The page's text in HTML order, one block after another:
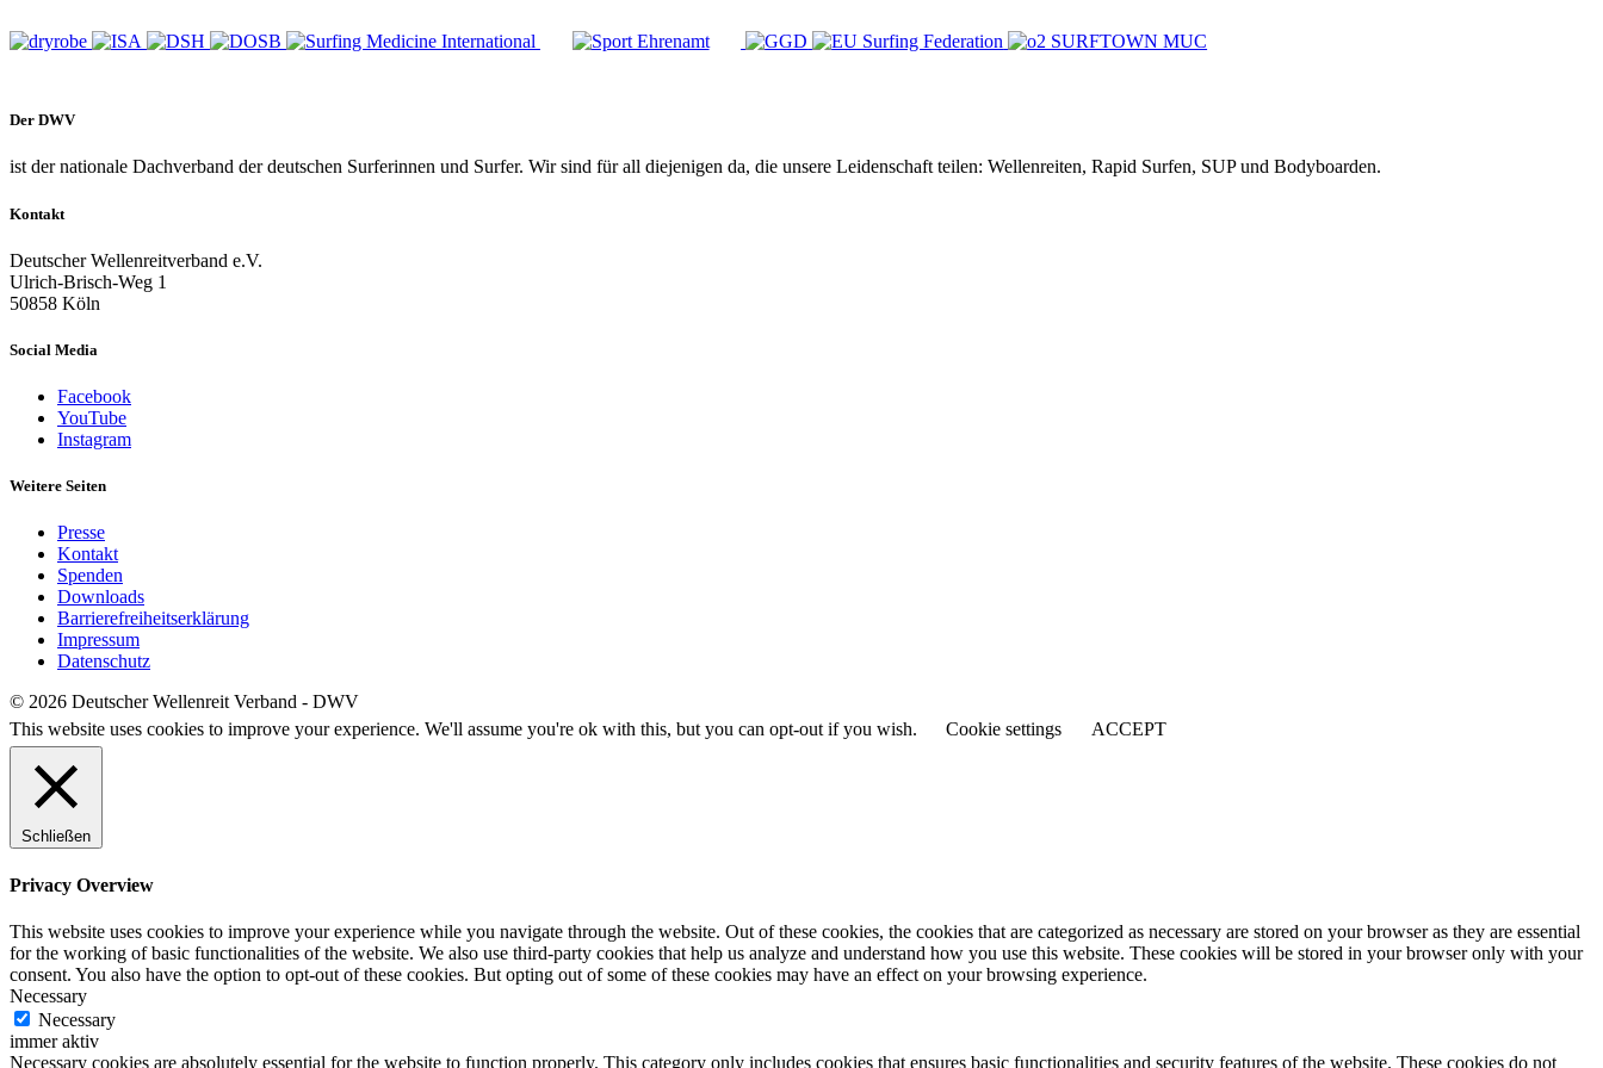
Der DWV
ist der nationale Dachverband der deutschen Surferinnen und Surfer. Wir sind für all diejenigen da, die unsere Leidenschaft teilen: Wellenreiten, Rapid Surfen, SUP und Bodyboarden.
Kontakt
Deutscher Wellenreitverband e.V.
Ulrich-Brisch-Weg 1
50858 Köln
Social Media
Facebook
YouTube
Instagram
Weitere Seiten
Presse
Kontakt
Spenden
Downloads
Barrierefreiheitserklärung
Impressum
Datenschutz
© 2026 Deutscher Wellenreit Verband - DWV
This website uses cookies to improve your experience. We'll assume you're ok with this, but you can opt-out if you wish.
Cookie settings ACCEPT
Schließen
Privacy Overview
This website uses cookies to improve your experience while you navigate through the website. Out of these cookies, the cookies that are categorized as necessary are stored on your browser as they are essential
for the working of basic functionalities of the website. We also use third-party cookies that help us analyze and understand how you use this website. These cookies will be stored in your browser only with your
consent. You also have the option to opt-out of these cookies. But opting out of some of these cookies may have an effect on your browsing experience.
Necessary
Necessary
immer aktiv
Necessary cookies are absolutely essential for the website to function properly. This category only includes cookies that ensures basic functionalities and security features of the website. These cookies do not